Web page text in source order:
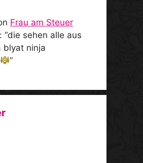
Frau am Steuer
: “die sehen alle aus
blyat ninja
”